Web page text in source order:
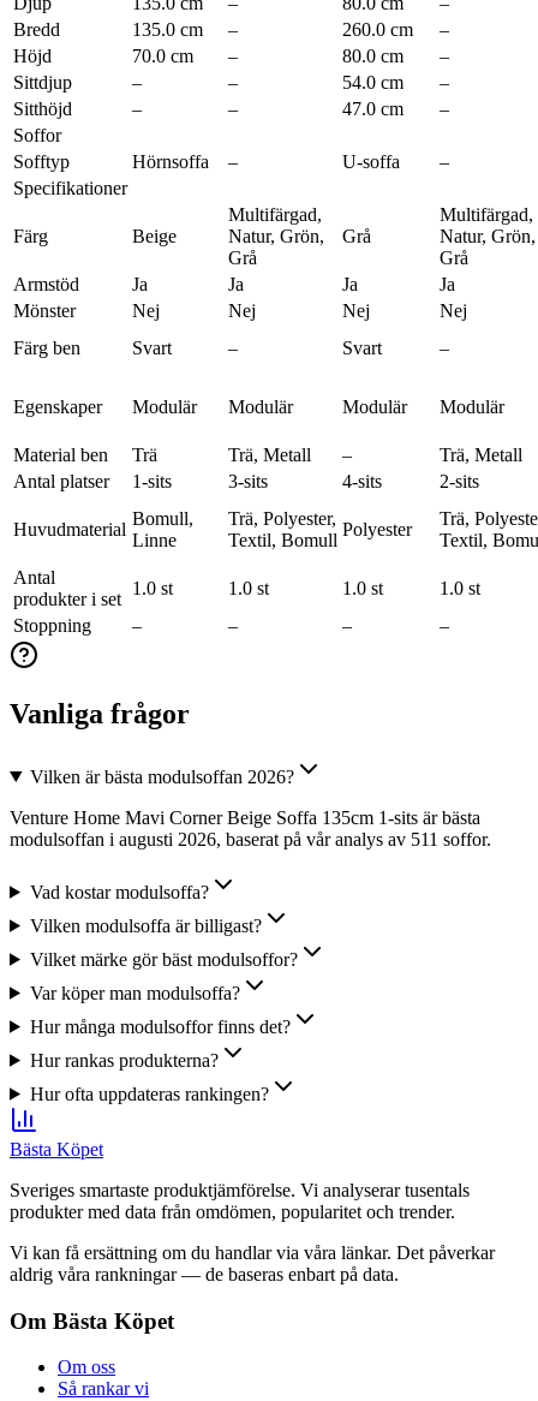
Bredd
135.0 cm – 260.0 cm
–
Höjd
70.0 cm – 80.0 cm
–
Sittdjup
– – 54.0 cm
–
Sitthöjd
– – 47.0 cm
–
Soffor
Sofftyp
Hörnsoffa – U-soffa
–
Specifikationer
Färg Beige
Multifärgad,
Natur, Grön,
Grå
Grå
Multifärgad,
Natur, Grön,
Grå
Armstöd
Ja Ja Ja
Ja
Mönster
Nej Nej Nej
Nej
Färg ben
Svart – Svart –
Egenskaper Modulär Modulär Modulär Modulär
Material ben Trä Trä, Metall –
Trä, Metall
Antal platser
1-sits 3-sits 4-sits 2-sits
Huvudmaterial
Bomull,
Linne
Trä, Polyester,
Textil, Bomull
Polyester
Trä,
Textil,
Antal
produkter i set
1.0 st 1.0 st 1.0 st
1.0 st
Stoppning
– – – –
Vanliga frågor
Vilken är bästa modulsoffan 2026?
Venture Home Mavi Corner Beige Soffa 135cm 1-sits är bästa
modulsoffan i augusti 2026, baserat på vår analys av 511 soffor.
Vad kostar modulsoffa?
Vilken modulsoffa är billigast?
Vilket märke gör bäst modulsoffor?
Var köper man modulsoffa?
Hur många modulsoffor finns det?
Hur rankas produkterna?
Hur ofta uppdateras rankingen?
Bästa Köpet
Sveriges smartaste produktjämförelse. Vi analyserar tusentals
produkter med data från omdömen, popularitet och trender.
Vi kan få ersättning om du handlar via våra länkar. Det påverkar
aldrig våra rankningar — de baseras enbart på data.
Om Bästa Köpet
Om oss
Så rankar vi